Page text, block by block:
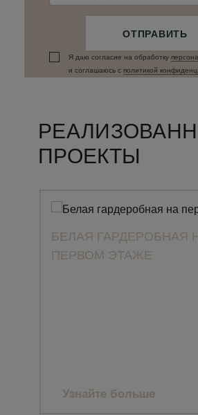
ОТПРАВИТЬ
Я даю согласие на обработку
и соглашаюсь c политикой
ПРОЕКТЫ
БЕЛАЯ ГАРДЕРОБНАЯ
ПЕРВОМ ЭТАЖЕ
Узнайте больше